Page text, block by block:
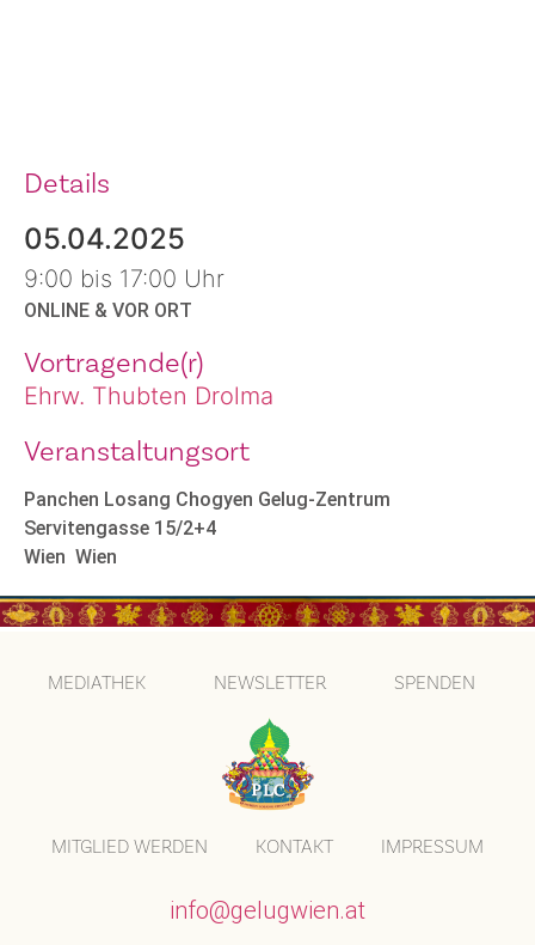
Details
05.04.2025
9:00 bis 17:00 Uhr
ONLINE & VOR ORT
Vortragende(r)
Ehrw. Thubten Drolma
Veranstaltungsort
Panchen Losang Chogyen Gelug-Zentrum
Servitengasse 15/2+4
Wien Wien
MEDIATHEK NEWSLETTER SPENDEN
MITGLIED WERDEN KONTAKT IMPRESSUM
info@gelugwien.at